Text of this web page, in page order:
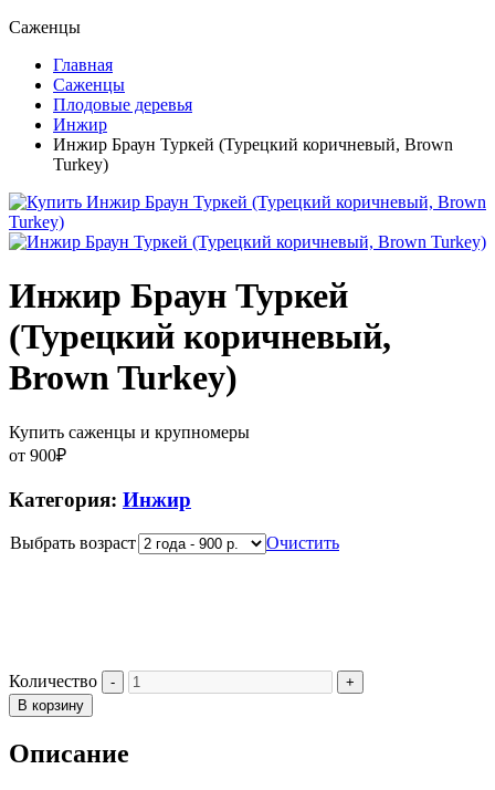
Саженцы
Главная
Саженцы
Плодовые деревья
Инжир
Инжир Браун Туркей (Турецкий коричневый, Brown
Turkey)
Инжир Браун Туркей
(Турецкий коричневый,
Brown Turkey)
Купить саженцы и крупномеры
от 900₽
Категория: Инжир
Выбрать возраст Очистить
Количество
В корзину
Описание